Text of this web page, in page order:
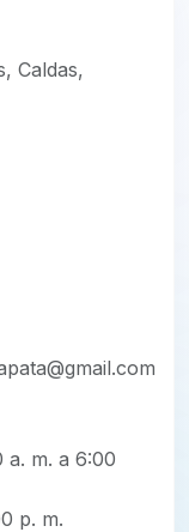
Caldas,
a. m. a 6:00
p. m.